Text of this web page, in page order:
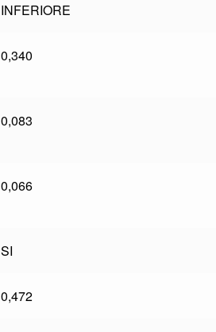
INFERIORE
0,340
0,083
0,066
SI
0,472